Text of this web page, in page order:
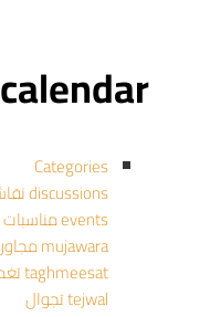
calendar رزنامة
Categories
discussions نقاشات
events مناسبات
mujawara مجاورة
taghmeesat تغميسات
tejwal تجوال